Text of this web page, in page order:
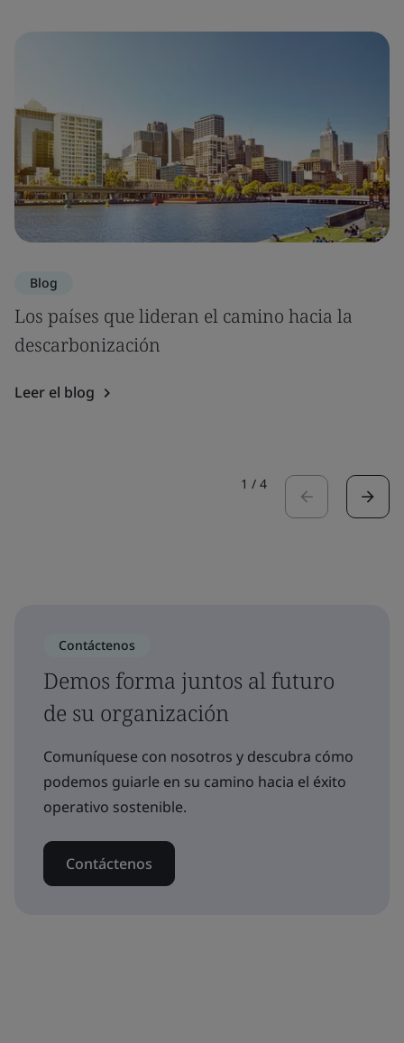
Blog
Los países que lideran el camino hacia la
descarbonización
Leer el blog
1 / 4
Contáctenos
Demos forma juntos al futuro
de su organización
Comuníquese con nosotros y descubra cómo
podemos guiarle en su camino hacia el éxito
operativo sostenible.
Contáctenos